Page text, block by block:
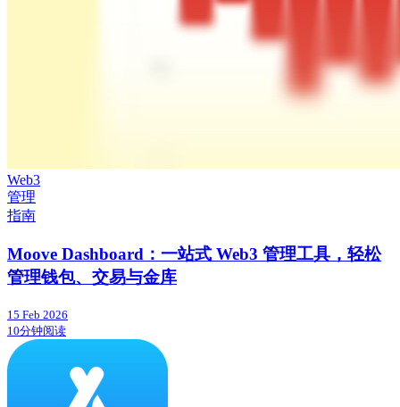
Web3
管理
指南
Moove Dashboard：一站式 Web3 管理工具，轻松
管理钱包、交易与金库
15 Feb 2026
10分钟阅读